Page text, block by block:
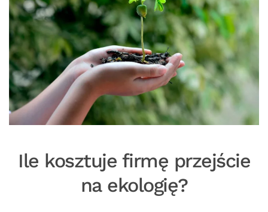
Ile kosztuje firmę przejście
na ekologię?